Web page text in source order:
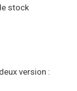
stock
version :